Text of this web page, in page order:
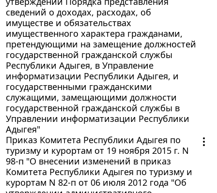
сведений о доходах, расходах, об
имуществе и обязательствах
имущественного характера гражданами,
претендующими на замещение должностей
государственной гражданской службы
Республики Адыгея, в Управление
информатизации Республики Адыгея, и
государственными гражданскими
служащими, замещающими должности
государственной гражданской службы в
Управлении информатизации Республики
Адыгея"
Приказ Комитета Республики Адыгея по
туризму и курортам от 19 ноября 2015 г. N
98-п "О внесении изменений в приказ
Комитета Республики Адыгея по туризму и
курортам N 82-п от 06 июля 2012 года "Об